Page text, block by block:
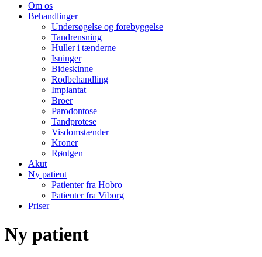
Om os
Behandlinger
Undersøgelse og forebyggelse
Tandrensning
Huller i tænderne
Isninger
Bideskinne
Rodbehandling
Implantat
Broer
Parodontose
Tandprotese
Visdomstænder
Kroner
Røntgen
Akut
Ny patient
Patienter fra Hobro
Patienter fra Viborg
Priser
Ny patient